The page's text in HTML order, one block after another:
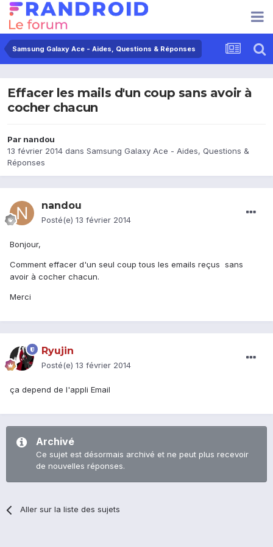
Samsung Galaxy Ace - Aides, Questions & Réponses
Effacer les mails d'un coup sans avoir à
cocher chacun
Par nandou
13 février 2014 dans Samsung Galaxy Ace - Aides, Questions &
Réponses
nandou
Posté(e) 13 février 2014
Bonjour,
Comment effacer d'un seul coup tous les emails reçus sans
avoir à cocher chacun.
Merci
Ryujin
Posté(e) 13 février 2014
ça depend de l'appli Email
Archivé
Ce sujet est désormais archivé et ne peut plus recevoir
de nouvelles réponses.
Aller sur la liste des sujets